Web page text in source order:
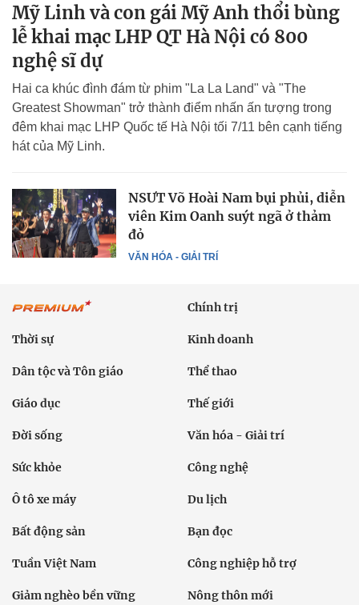
Mỹ Linh và con gái Mỹ Anh thổi bùng
lễ khai mạc LHP QT Hà Nội có 800
nghệ sĩ dự
Hai ca khúc đình đám từ phim "La La Land" và "The
Greatest Showman" trở thành điểm nhấn ấn tượng trong
đêm khai mạc LHP Quốc tế Hà Nội tối 7/11 bên cạnh tiếng
hát của Mỹ Linh.
VĂN HÓA - GIẢI TRÍ
NSƯT Võ Hoài Nam bụi phủi, diễn
viên Kim Oanh suýt ngã ở thảm
đỏ
Chính trị
Thời sự Kinh doanh
Dân tộc và Tôn giáo Thể thao
Giáo dục Thế giới
Đời sống Văn hóa - Giải trí
Sức khỏe Công nghệ
Ô tô xe máy Du lịch
Bất động sản Bạn đọc
Tuần Việt Nam Công nghiệp hỗ trợ
Giảm nghèo bền vững Nông thôn mới